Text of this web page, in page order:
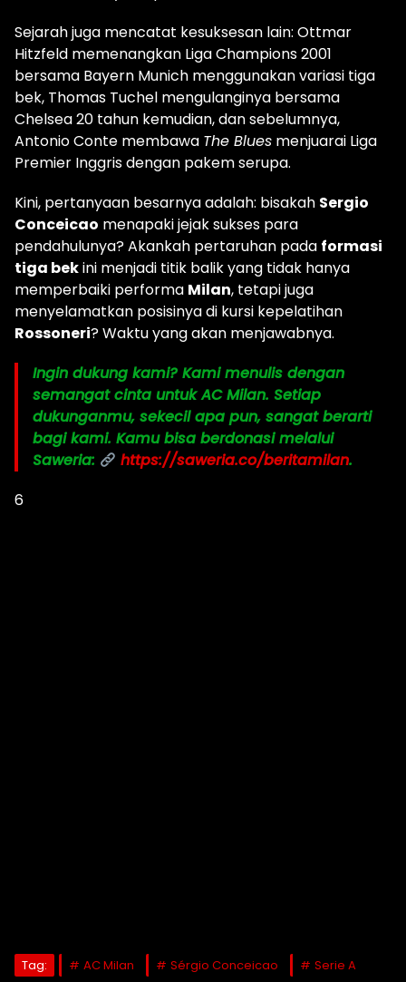
Sejarah juga mencatat kesuksesan lain: Ottmar
Hitzfeld memenangkan Liga Champions 2001
bersama Bayern Munich menggunakan variasi tiga
bek, Thomas Tuchel mengulanginya bersama
Chelsea 20 tahun kemudian, dan sebelumnya,
Antonio Conte membawa The Blues menjuarai Liga
Premier Inggris dengan pakem serupa.
Kini, pertanyaan besarnya adalah: bisakah Sergio
Conceicao menapaki jejak sukses para
pendahulunya? Akankah pertaruhan pada formasi
tiga bekini menjadi titik balik yang tidak hanya
memperbaiki performa Milan, tetapi juga
menyelamatkan posisinya di kursi kepelatihan
Rossoneri? Waktu yang akan menjawabnya.
Ingin dukung kami? Kami menulis dengan
semangat cinta untuk AC Milan. Setiap
dukunganmu, sekecil apa pun, sangat berarti
bagi kami. Kamu bisa berdonasi melalui
Saweria:
https://saweria.co/beritamilan.
6
Tag: AC Milan Sérgio Conceicao Serie A